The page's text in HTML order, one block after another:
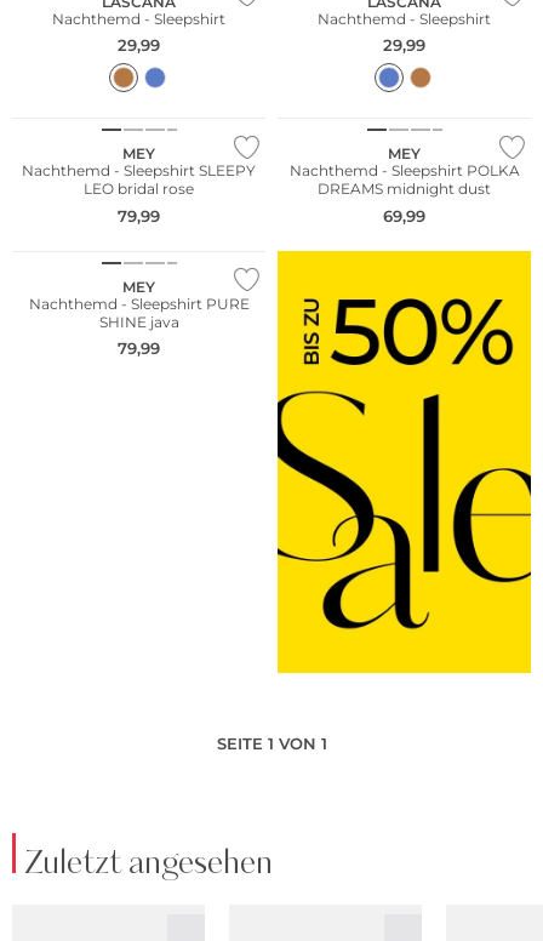
Nachthemd - Sleepshirt
29,99
Nachthemd - Sleepshirt
29,99
MEY
Nachthemd - Sleepshirt SLEEPY
LEO bridal rose
79,99
MEY
Nachthemd - Sleepshirt POLKA
DREAMS midnight dust
69,99
MEY
Nachthemd - Sleepshirt PURE
SHINE java
79,99
SEITE 1 VON 1
Zuletzt angesehen